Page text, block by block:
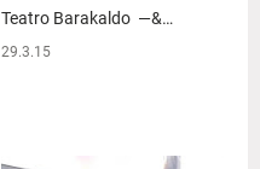
Teatro Barakaldo —&…
29.3.15